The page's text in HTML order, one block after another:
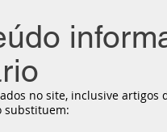
no site, inclusive
substituem: